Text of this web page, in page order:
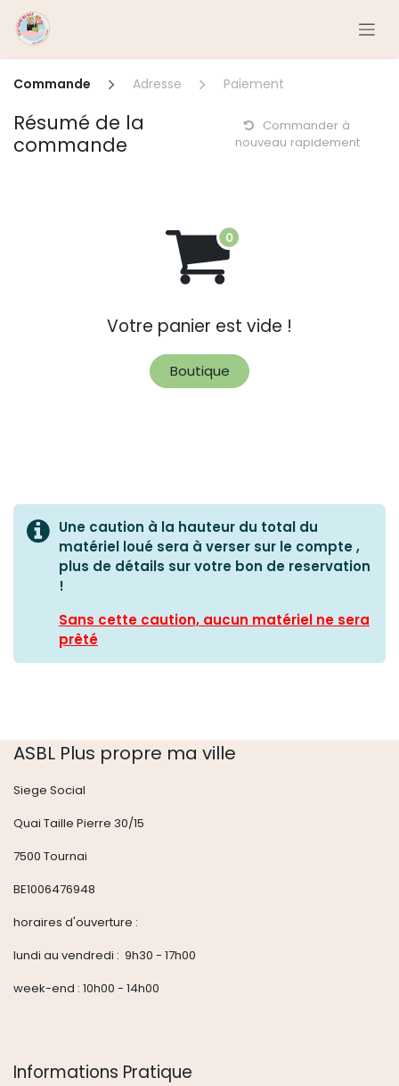
Se rendre au contenu
Commande Adresse Paiement
Résumé de la
commande
Commander à
nouveau rapidement
Votre panier est vide !
Boutique
Une caution à la hauteur du total du
matériel loué sera à verser sur le compte ,
plus de détails sur votre bon de reservation
!
Sans cette caution, aucun matériel ne sera
prêté
ASBL Plus propre ma ville
Siege Social
Quai Taille Pierre 30/15
7500 Tournai
BE1006476948
horaires d'ouverture :
lundi au vendredi : 9h30 - 17h00
week-end : 10h00 - 14h00
Informations Pratique